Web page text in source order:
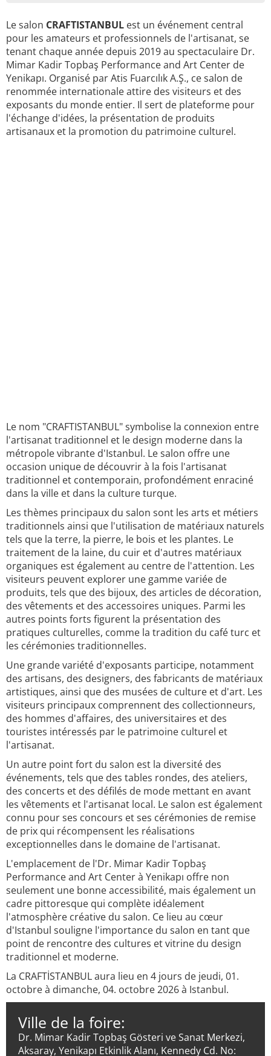
Le salon CRAFTISTANBUL est un événement central
pour les amateurs et professionnels de l'artisanat, se
tenant chaque année depuis 2019 au spectaculaire Dr.
Mimar Kadir Topbaş Performance and Art Center de
Yenikapı. Organisé par Atis Fuarcılık A.Ş., ce salon de
renommée internationale attire des visiteurs et des
exposants du monde entier. Il sert de plateforme pour
l'échange d'idées, la présentation de produits
artisanaux et la promotion du patrimoine culturel.
Le nom "CRAFTISTANBUL" symbolise la connexion entre
l'artisanat traditionnel et le design moderne dans la
métropole vibrante d'Istanbul. Le salon offre une
occasion unique de découvrir à la fois l'artisanat
traditionnel et contemporain, profondément enraciné
dans la ville et dans la culture turque.
Les thèmes principaux du salon sont les arts et métiers
traditionnels ainsi que l'utilisation de matériaux naturels
tels que la terre, la pierre, le bois et les plantes. Le
traitement de la laine, du cuir et d'autres matériaux
organiques est également au centre de l'attention. Les
visiteurs peuvent explorer une gamme variée de
produits, tels que des bijoux, des articles de décoration,
des vêtements et des accessoires uniques. Parmi les
autres points forts figurent la présentation des
pratiques culturelles, comme la tradition du café turc et
les cérémonies traditionnelles.
Une grande variété d'exposants participe, notamment
des artisans, des designers, des fabricants de matériaux
artistiques, ainsi que des musées de culture et d'art. Les
visiteurs principaux comprennent des collectionneurs,
des hommes d'affaires, des universitaires et des
touristes intéressés par le patrimoine culturel et
l'artisanat.
Un autre point fort du salon est la diversité des
événements, tels que des tables rondes, des ateliers,
des concerts et des défilés de mode mettant en avant
les vêtements et l'artisanat local. Le salon est également
connu pour ses concours et ses cérémonies de remise
de prix qui récompensent les réalisations
exceptionnelles dans le domaine de l'artisanat.
L'emplacement de l'Dr. Mimar Kadir Topbaş
Performance and Art Center à Yenikapı offre non
seulement une bonne accessibilité, mais également un
cadre pittoresque qui complète idéalement
l'atmosphère créative du salon. Ce lieu au cœur
d'Istanbul souligne l'importance du salon en tant que
point de rencontre des cultures et vitrine du design
traditionnel et moderne.
La CRAFTİSTANBUL aura lieu en 4 jours de jeudi, 01.
octobre à dimanche, 04. octobre 2026 à Istanbul.
Ville de la foire:
Dr. Mimar Kadir Topbaş Gösteri ve Sanat Merkezi,
Aksaray, Yenikapı Etkinlik Alanı, Kennedy Cd. No: